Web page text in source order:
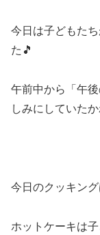
今日は子どもた
た🎵
午前中から「午
しみにしていた
今日のクッキン
ホットケーキは